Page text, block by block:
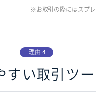
お取引の際にはスプレ
理由 4
すい取引ツ